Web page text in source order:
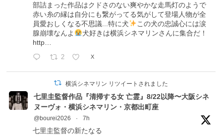
部詰まった作品はクドさのない爽やかな走馬灯のようで
赤い糸の縁は自分にも繋がってる気がして登場人物が全
員愛おしくなる不思議...特に犬
この犬の忠誠心には涙
腺崩壊なんよ
犬好きは横浜シネマリンさんに集合だ！
http…
2 X
横浜シネマリン リツイートされました
七里圭監督作品『清掃する女 亡霊』8/22以降〜大阪シネ
ヌーヴォ・横浜シネマリン・京都出町座
@bourei2026 · 7h
七里圭監督の新たなる